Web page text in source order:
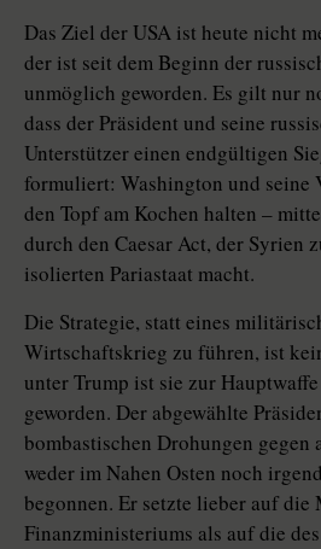
Das Ziel der USA ist heute nicht
der ist seit dem Beginn der
unmöglich geworden. Es gilt nur
dass der Präsident und seine
Unterstützer einen endgültigen
formuliert: Washington und seine
den Topf am Kochen halten –
durch den Caesar Act, der Syrien
isolierten Pariastaat macht.
Die Strategie, statt eines
Wirtschaftskrieg zu führen, ist
unter Trump ist sie zur
geworden. Der abgewählte
bombastischen Drohungen gegen
weder im Nahen Osten noch
begonnen. Er setzte lieber auf die
Finanzministeriums als auf die